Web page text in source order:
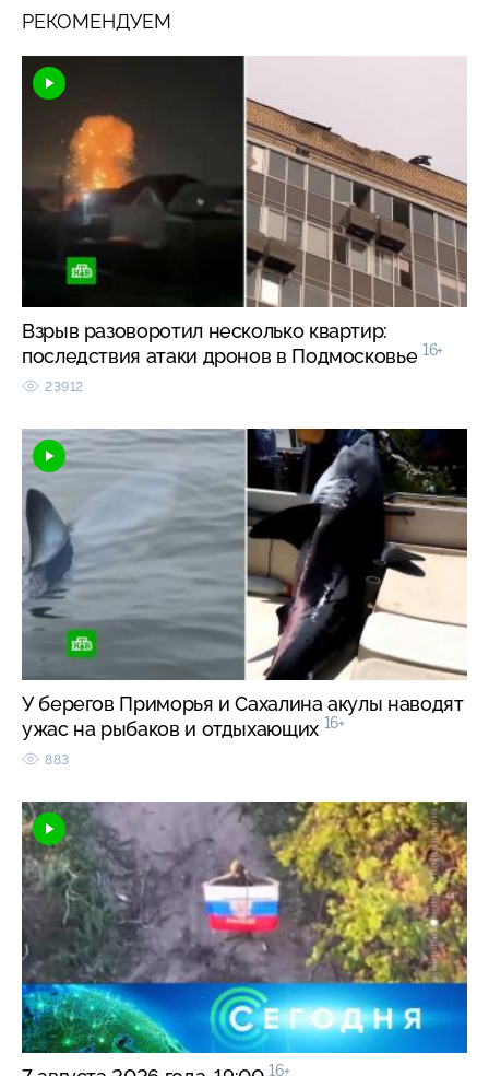
РЕКОМЕНДУЕМ
Взрыв разоворотил несколько квартир:
последствия атаки дронов в Подмосковье 16+
23912
У берегов Приморья и Сахалина акулы наводят
ужас на рыбаков и отдыхающих 16+
883
16+